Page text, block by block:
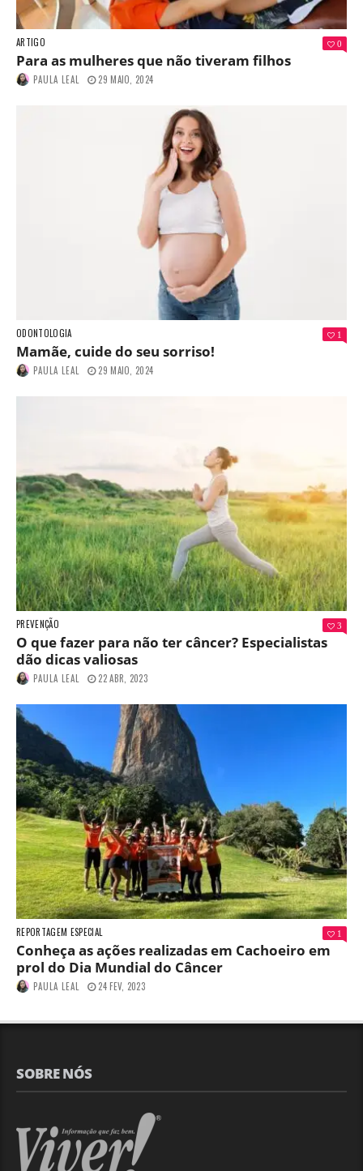
ARTIGO 0
Para as mulheres que não tiveram filhos
PAULA LEAL 29 MAIO, 2024
ODONTOLOGIA 1
Mamãe, cuide do seu sorriso!
PAULA LEAL 29 MAIO, 2024
PREVENÇÃO 3
O que fazer para não ter câncer? Especialistas
dão dicas valiosas
PAULA LEAL 22 ABR, 2023
REPORTAGEM ESPECIAL 1
Conheça as ações realizadas em Cachoeiro em
prol do Dia Mundial do Câncer
PAULA LEAL 24 FEV, 2023
SOBRE NÓS